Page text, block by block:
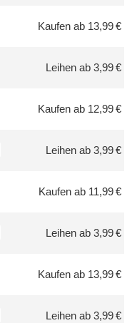
Kaufen ab 13,99 €
Leihen ab 3,99 €
Kaufen ab 12,99 €
Leihen ab 3,99 €
Kaufen ab 11,99 €
Leihen ab 3,99 €
Kaufen ab 13,99 €
Leihen ab 3,99 €